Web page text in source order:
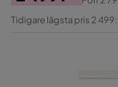
Pris
Original
Tidigare lägsta pris 2